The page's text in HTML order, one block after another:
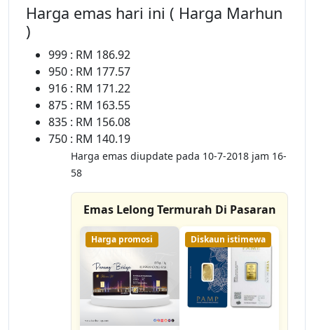
Harga emas hari ini ( Harga Marhun
)
999 : RM 186.92
950 : RM 177.57
916 : RM 171.22
875 : RM 163.55
835 : RM 156.08
750 : RM 140.19
Harga emas diupdate pada 10-7-2018 jam 16-
58
Emas Lelong Termurah Di Pasaran
Harga promosi Diskaun istimewa